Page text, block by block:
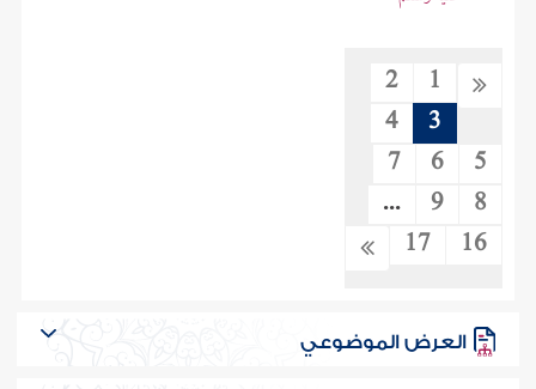
1
2
3
4
5
6
7
8
9
...
16
17
العرض الموضوعي